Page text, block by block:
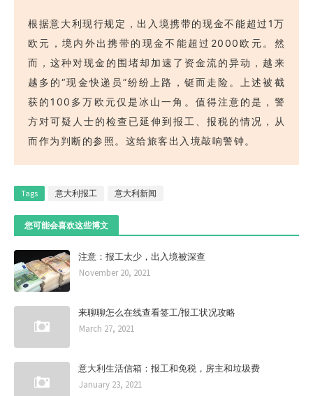
根据意大利现行规定，出入境携带的现金不能超过1万
欧元，境内外出携带的现金不能超过2000欧元。然
而，这种对现金的围堵却加速了资金流的异动，越来
越多的“现金快递员”纷纷上路，铤而走险。上述被截
获的100多万欧元仅是冰山一角。值得注意的是，警
方对可疑人士的检查已延伸到报工、报税的情况，从
而作为判断的参照。这给旅客出入境敲响警钟。
Tags 意大利报工 意大利新闻
您可能会喜欢这些博文
注意：报工太少，出入境被深查
November 20, 2021
来聊聊怎么在线查看签工/报工状况攻略
March 27, 2021
意大利生活信箱：报工和免税，房主和垃圾费
January 23, 2021